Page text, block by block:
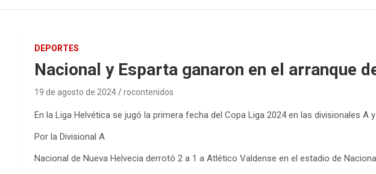
DEPORTES
Nacional y Esparta ganaron en el arranque
19 de agosto de 2024 rocontenidos
En la Liga Helvética se jugó la primera fecha del Copa Liga 2024 en las divisionales A
Por la Divisional A
Nacional de Nueva Helvecia derrotó 2 a 1 a Atlético Valdense en el estadio de